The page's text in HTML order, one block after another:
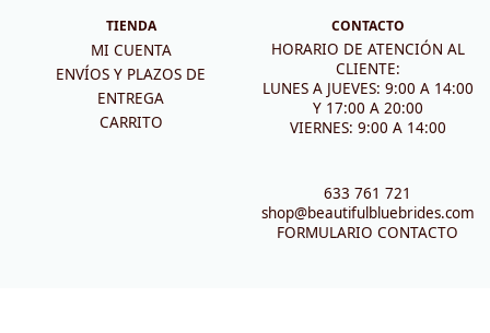
TIENDA
MI CUENTA
ENVÍOS Y PLAZOS DE
ENTREGA
CARRITO
CONTACTO
HORARIO DE ATENCIÓN AL
CLIENTE:
LUNES A JUEVES: 9:00 A 14:00
Y 17:00 A 20:00
VIERNES: 9:00 A 14:00
633 761 721
shop@beautifulbluebrides.com
FORMULARIO CONTACTO